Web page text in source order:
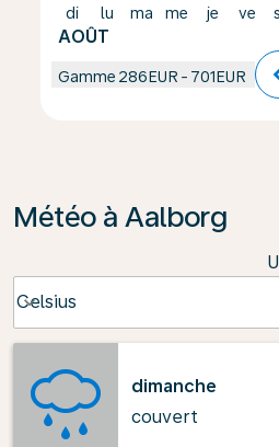
di
AOÛT
lu ma me je ve
Gamme 286EUR - 701EUR
Météo à Aalborg
Celsius
keyboard_arrow_down
dimanche
couvert